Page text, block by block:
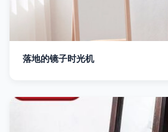
落地的镜子时光机